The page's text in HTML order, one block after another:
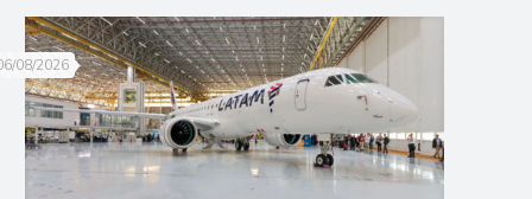
08/2026